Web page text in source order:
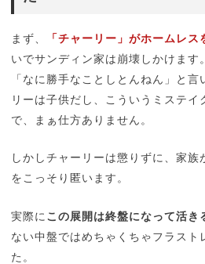
まず、 「チャーリー」がホームレ
いでサンディン家は崩壊しかけます。
「なに勝手なことしとんねん」と
リーは子供だし、こういうミステ
で、まぁ仕方ありません。
しかしチャーリーは懲りずに、家族
をこっそり匿います。
実際に この展開は終盤になって活き
ない中盤ではめちゃくちゃフラスト
た。